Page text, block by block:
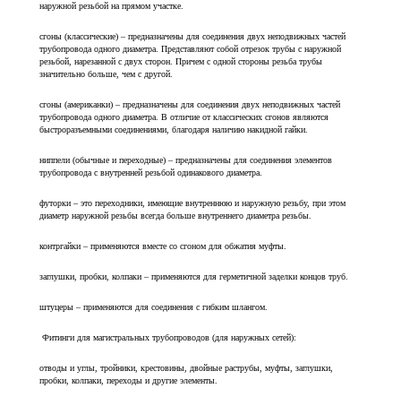
наружной резьбой на прямом участке.
сгоны (классические) – предназначены для соединения двух неподвижных частей
трубопровода одного диаметра. Представляют собой отрезок трубы с наружной
резьбой, нарезанной с двух сторон. Причем с одной стороны резьба трубы
значительно больше, чем с другой.
сгоны (американки) – предназначены для соединения двух неподвижных частей
трубопровода одного диаметра. В отличие от классических сгонов являются
быстроразъемными соединениями, благодаря наличию накидной гайки.
ниппели (обычные и переходные) – предназначены для соединения элементов
трубопровода с внутренней резьбой одинакового диаметра.
футорки – это переходники, имеющие внутреннюю и наружную резьбу, при этом
диаметр наружной резьбы всегда больше внутреннего диаметра резьбы.
контргайки – применяются вместе со сгоном для обжатия муфты.
заглушки, пробки, колпаки – применяются для герметичной заделки концов труб.
штуцеры – применяются для соединения с гибким шлангом.
Фитинги для магистральных трубопроводов (для наружных сетей):
отводы и углы, тройники, крестовины, двойные раструбы, муфты, заглушки,
пробки, колпаки, переходы и другие элементы.